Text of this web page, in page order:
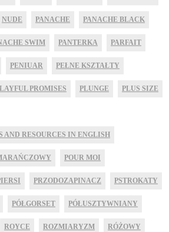
NUDE PANACHE PANACHE BLACK
SWIM PANTERKA PARFAIT
PENIUAR PEŁNE KSZTAŁTY
PROMISES PLUNGE PLUS SIZE
AND RESOURCES IN ENGLISH
POUR MOI
PRZODOZAPINACZ PSTROKATY
PÓŁGORSET PÓŁUSZTYWNIANY
ROYCE ROZMIARYZM RÓŻOWY